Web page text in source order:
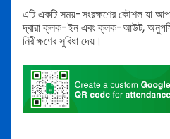
এটি একটি সময়-সংরক্ষণের কৌশল যা
দ্বারা ক্লক-ইন এবং ক্লক-আউট,
নিরীক্ষণের সুবিধা দেয়।